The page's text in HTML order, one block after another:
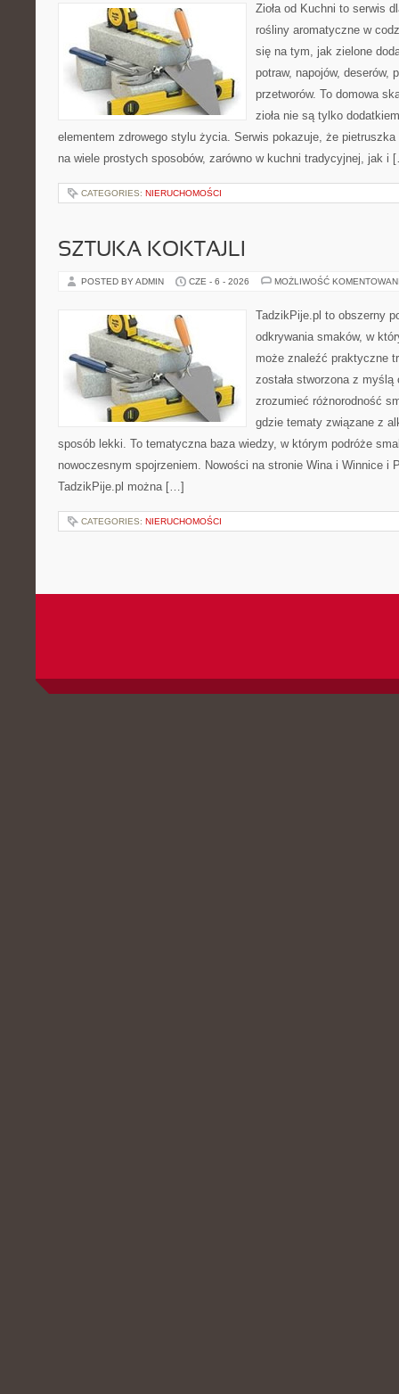
Zioła od Kuchni to serwis
rośliny aromatyczne w
się na tym, jak zielone
potraw, napojów, deserów,
przetworów. To domowa
zioła nie są tylko
elementem zdrowego stylu życia. Serwis pokazuje, że
na wiele prostych sposobów, zarówno w kuchni tradycyjnej, jak i
CATEGORIES: NIERUCHOMOŚCI
SZTUKA KOKTAJLI
POSTED BY ADMIN CZE - 6 - 2026 MOŻLIWOŚĆ
TadzikPije.pl to obszerny
odkrywania smaków, w
może znaleźć praktyczne
została stworzona z
zrozumieć różnorodność
gdzie tematy związane z
sposób lekki. To tematyczna baza wiedzy, w którym podróże
nowoczesnym spojrzeniem. Nowości na stronie Wina i Winnice i
TadzikPije.pl można […]
CATEGORIES: NIERUCHOMOŚCI